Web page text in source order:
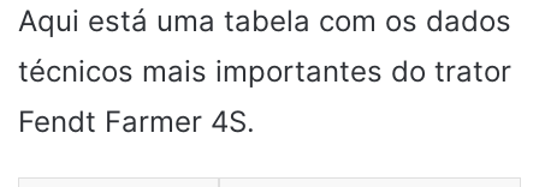
Aqui está uma tabela com os dados
técnicos mais importantes do trator
Fendt Farmer 4S.